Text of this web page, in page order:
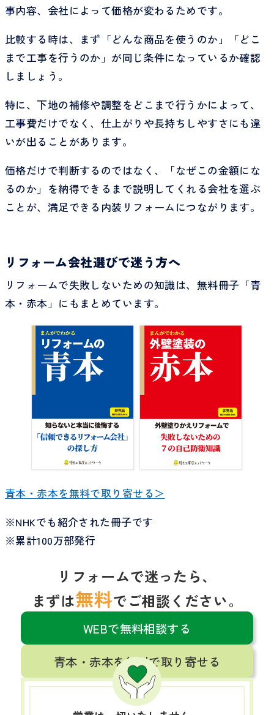
事内容、会社によって価格が変わるためです。
比較する時は、まず「どんな商品を使うのか」「どこ
まで工事を行うのか」が同じ条件になっているか確認
しましょう。
特に、下地の補修や調整をどこまで行うかによって、
工事費だけでなく、仕上がりや長持ちしやすさにも違
いが出ることがあります。
価格だけで判断するのではなく、「なぜこの金額にな
るのか」を納得できるまで説明してくれる会社を選ぶ
ことが、満足できる内装リフォームにつながります。
リフォーム会社選びで迷う方へ
リフォームで失敗しないための知識は、無料冊子「青
本・赤本」にもまとめています。
青本・赤本を無料で取り寄せる＞
※NHKでも紹介された冊子です
※累計100万部発行
リフォームで迷ったら、
まずは無料でご相談ください。
WEBで無料相談する
青本・赤本を無料で取り寄せる